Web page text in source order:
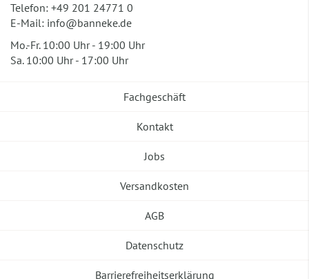
Telefon: +49 201 24771 0
E-Mail: info@banneke.de
Mo.-Fr. 10:00 Uhr - 19:00 Uhr
Sa. 10:00 Uhr - 17:00 Uhr
Fachgeschäft
Kontakt
Jobs
Versandkosten
AGB
Datenschutz
Barrierefreiheitserklärung